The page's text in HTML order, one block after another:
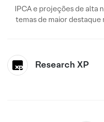
IPCA e projeções de alta
temas de maior
Research XP